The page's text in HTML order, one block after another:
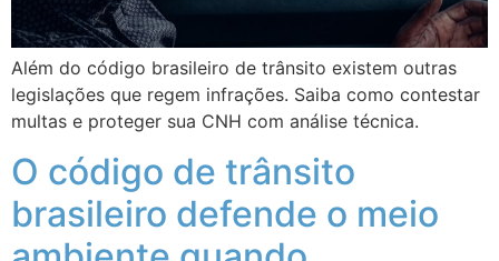
Além do código brasileiro de trânsito existem outras
legislações que regem infrações. Saiba como contestar
multas e proteger sua CNH com análise técnica.
O código de trânsito
brasileiro defende o meio